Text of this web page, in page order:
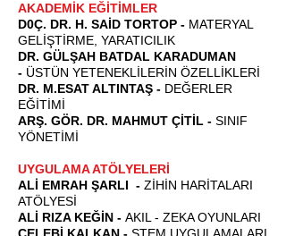
AKADEMİK EĞİTİMLER
D0Ç. DR. H. SAİD TORTOP - MATERYAL
GELİŞTİRME, YARATICILIK
DR. GÜLŞAH BATDAL KARADUMAN
- ÜSTÜN YETENEKLİLERİN ÖZELLİKLERİ
DR. M.ESAT ALTINTAŞ - DEĞERLER
EĞİTİMİ
ARŞ. GÖR. DR. MAHMUT ÇİTİL - SINIF
YÖNETİMİ
UYGULAMA ATÖLYELERİ
ALİ EMRAH ŞARLI - ZİHİN HARİTALARI
ATÖLYESİ
ALİ RIZA KEĞİN - AKIL - ZEKA OYUNLARI